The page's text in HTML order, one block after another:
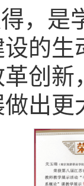
，是
的
创
出更